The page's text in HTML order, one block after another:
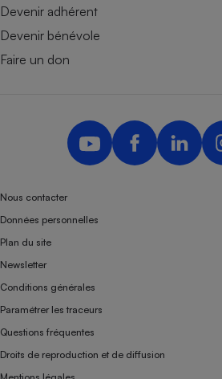
Devenir adhérent
Devenir bénévole
Faire un don
Nous contacter
Données personnelles
Plan du site
Newsletter
Conditions générales
Paramétrer les traceurs
Questions fréquentes
Droits de reproduction et de diffusion